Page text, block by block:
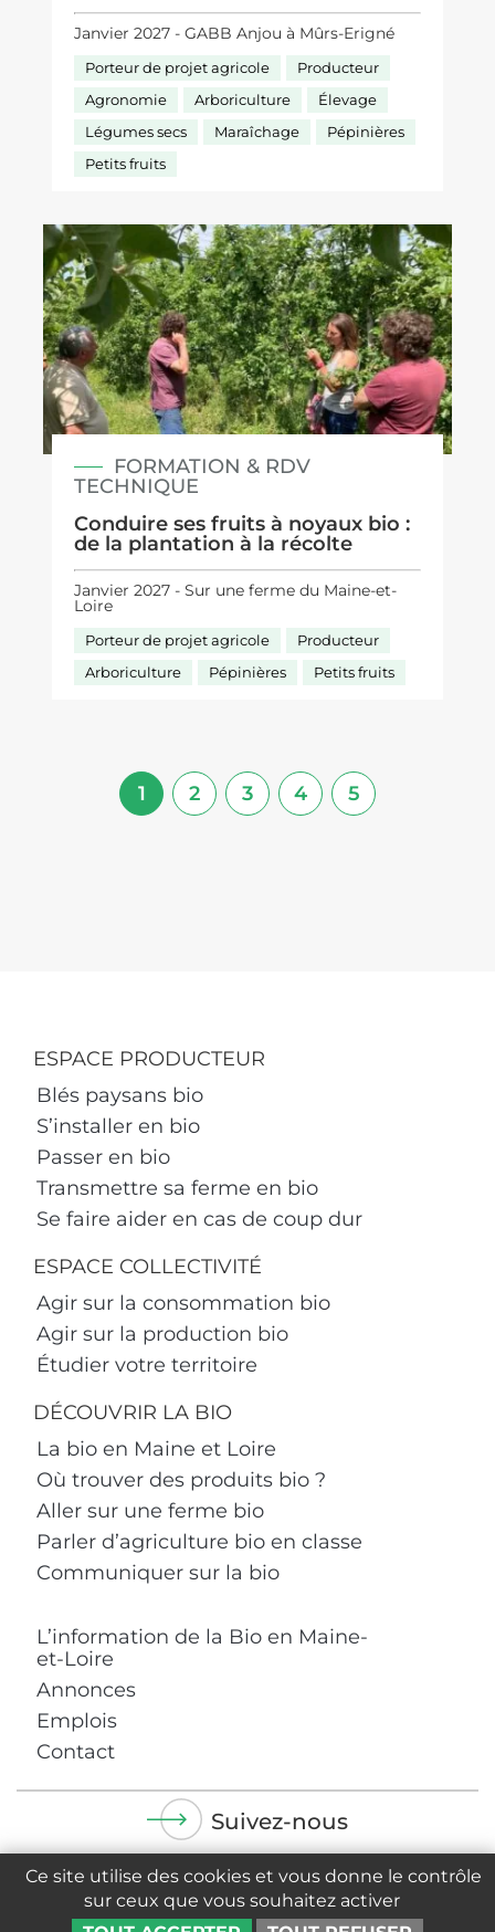
Janvier 2027 - GABB Anjou à Mûrs-Erigné
Porteur de projet agricole
Producteur
Agronomie
Arboriculture
Élevage
Légumes secs
Maraîchage
Pépinières
Petits fruits
FORMATION & RDV
TECHNIQUE
Conduire ses fruits à noyaux bio :
de la plantation à la récolte
Janvier 2027 - Sur une ferme du Maine-et-
Loire
Porteur de projet agricole
Producteur
Arboriculture
Pépinières Petits fruits
1 2 3 4 5
ESPACE PRODUCTEUR
Blés paysans bio
S’installer en bio
Passer en bio
Transmettre sa ferme en bio
Se faire aider en cas de coup dur
ESPACE COLLECTIVITÉ
Agir sur la consommation bio
Agir sur la production bio
Étudier votre territoire
DÉCOUVRIR LA BIO
La bio en Maine et Loire
Où trouver des produits bio ?
Aller sur une ferme bio
Parler d’agriculture bio en classe
Communiquer sur la bio
L’information de la Bio en Maine-
et-Loire
Annonces
Emplois
Contact
Suivez-nous
Ce site utilise des cookies et vous donne le contrôle
sur ceux que vous souhaitez activer